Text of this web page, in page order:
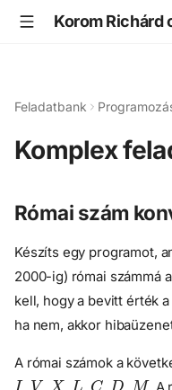
Korom Richárd
Feladatbank
Komplex
Római szám
Készíts egy programot,
2000-ig) római számmá
kell, hogy a bevitt érték
ha nem, akkor
A római számok a
I,V,X, L,C,D,M